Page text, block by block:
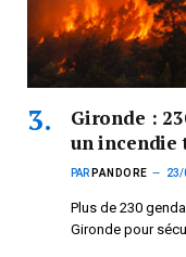
Gironde :
un incendie
PAR PANDORE 23/
Plus de 230
Gironde pour